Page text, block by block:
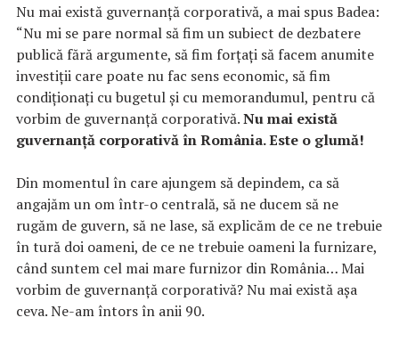
Nu mai există guvernanță corporativă, a mai spus Badea:
“Nu mi se pare normal să fim un subiect de dezbatere
publică fără argumente, să fim forțați să facem anumite
investiții care poate nu fac sens economic, să fim
condiționați cu bugetul și cu memorandumul, pentru că
vorbim de guvernanță corporativă.Nu mai există
guvernanță corporativă în România. Este o glumă!
Din momentul în care ajungem să depindem, ca să
angajăm un om într-o centrală, să ne ducem să ne
rugăm de guvern, să ne lase, să explicăm de ce ne trebuie
în tură doi oameni, de ce ne trebuie oameni la furnizare,
când suntem cel mai mare furnizor din România… Mai
vorbim de guvernanță corporativă? Nu mai există așa
ceva. Ne-am întors în anii 90.